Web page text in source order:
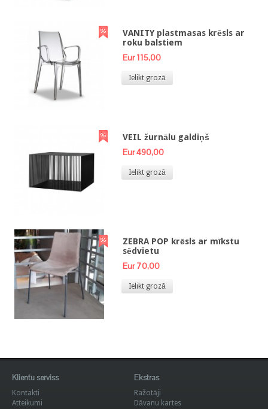
VANITY plastmasas krēsls ar
roku balstiem
Eur 115,00
Ielikt grozā
VEIL žurnālu galdiņš
Eur 490,00
Ielikt grozā
ZEBRA POP krēsls ar mīkstu
sēdvietu
Eur 70,00
Ielikt grozā
Klientu serviss
Kontakti
Atteikumi
Ekstras
Ražotāji
Dāvanu kartes